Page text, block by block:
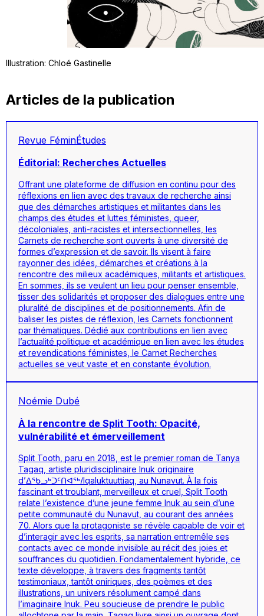
Illustration: Chloé Gastinelle
Articles de la publication
Revue FéminÉtudes
Éditorial: Recherches Actuelles
Offrant une plateforme de diffusion en continu pour des
réflexions en lien avec des travaux de recherche ainsi
que des démarches artistiques et militantes dans les
champs des études et luttes féministes, queer,
décoloniales, anti-racistes et intersectionnelles, les
Carnets de recherche sont ouverts à une diversité de
formes d’expression et de savoir. Ils visent à faire
rayonner des idées, démarches et créations à la
rencontre des milieux académiques, militants et artistiques.
En sommes, ils se veulent un lieu pour penser ensemble,
tisser des solidarités et proposer des dialogues entre une
pluralité de disciplines et de positionnements. Afin de
baliser les pistes de réflexion, les Carnets fonctionnent
par thématiques. Dédié aux contributions en lien avec
l’actualité politique et académique en lien avec les études
et revendications féministes, le Carnet Recherches
actuelles se veut vaste et en constante évolution.
Noémie Dubé
À la rencontre de Split Tooth: Opacité,
vulnérabilité et émerveillement
Split Tooth , paru en 2018, est le premier roman de Tanya
Tagaq, artiste pluridisciplinaire Inuk originaire
d’ᐃᕐᑲᓗᒃᑐᑦᑎᐊᕐᒃ/Iqaluktuuttiaq, au Nunavut. À la fois
fascinant et troublant, merveilleux et cruel, Split Tooth
relate l’existence d’une jeune femme Inuk au sein d’une
petite communauté du Nunavut, au courant des années
70. Alors que la protagoniste se révèle capable de voir et
d’interagir avec les esprits, sa narration entremêle ses
contacts avec ce monde invisible au récit des joies et
souffrances du quotidien. Fondamentalement hybride, ce
texte développe, à travers des fragments tantôt
testimoniaux, tantôt oniriques, des poèmes et des
illustrations, un univers résolument campé dans
l’imaginaire Inuk. Peu soucieuse de prendre le public